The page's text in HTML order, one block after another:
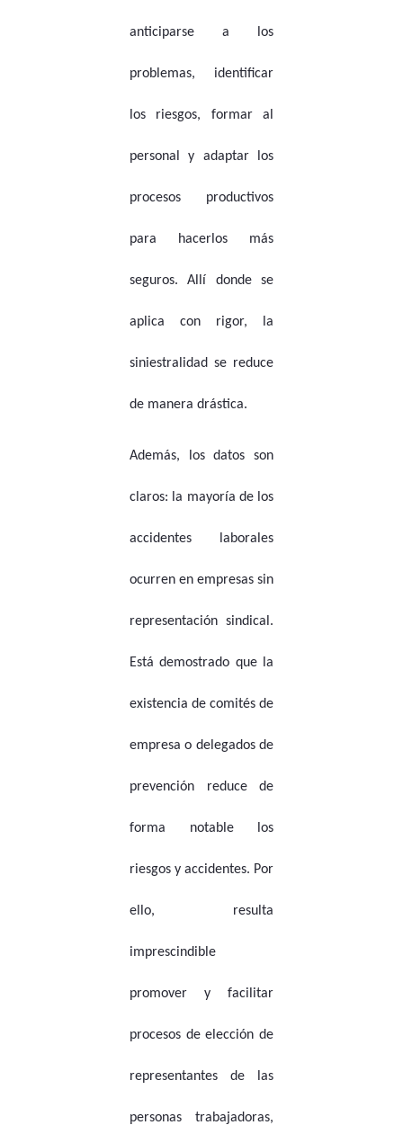
anticiparse a los
problemas, identificar
los riesgos, formar al
personal y adaptar los
procesos productivos
para hacerlos más
seguros. Allí donde se
aplica con rigor, la
siniestralidad se reduce
de manera drástica.
Además, los datos son
claros: la mayoría de los
accidentes laborales
ocurren en empresas sin
representación sindical.
Está demostrado que la
existencia de comités de
empresa o delegados de
prevención reduce de
forma notable los
riesgos y accidentes. Por
ello, resulta
imprescindible
promover y facilitar
procesos de elección de
representantes de las
personas trabajadoras,